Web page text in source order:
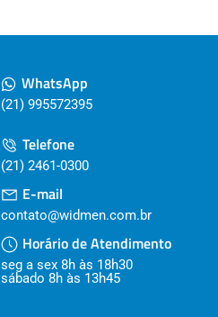
WhatsApp
(21) 995572395
Telefone
(21) 2461-0300
E-mail
contato@widmen.com.br
Horário de Atendimento
seg a sex 8h às 18h30
sábado 8h às 13h45